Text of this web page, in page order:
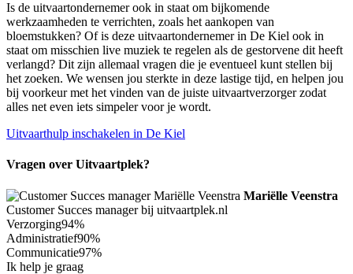
Is de uitvaartondernemer ook in staat om bijkomende
werkzaamheden te verrichten, zoals het aankopen van
bloemstukken? Of is deze uitvaartondernemer in De Kiel ook in
staat om misschien live muziek te regelen als de gestorvene dit heeft
verlangd? Dit zijn allemaal vragen die je eventueel kunt stellen bij
het zoeken. We wensen jou sterkte in deze lastige tijd, en helpen jou
bij voorkeur met het vinden van de juiste uitvaartverzorger zodat
alles net even iets simpeler voor je wordt.
Uitvaarthulp inschakelen in De Kiel
Vragen over Uitvaartplek?
Mariëlle Veenstra
Customer Succes manager bij uitvaartplek.nl
Verzorging94%
Administratief90%
Communicatie97%
Ik help je graag